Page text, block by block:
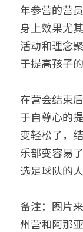
年参营的营
身上效果尤
活动和理念
于提高孩子
在营会结束
于自尊心的
变轻松了，
乐部变容易
选足球队的
备注：图片
州营和阿那